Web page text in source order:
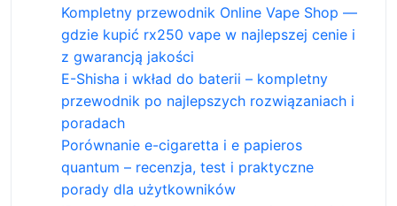
Kompletny przewodnik Online Vape Shop —
gdzie kupić rx250 vape w najlepszej cenie i
z gwarancją jakości
E-Shisha i wkład do baterii – kompletny
przewodnik po najlepszych rozwiązaniach i
poradach
Porównanie e-cigaretta i e papieros
quantum – recenzja, test i praktyczne
porady dla użytkowników